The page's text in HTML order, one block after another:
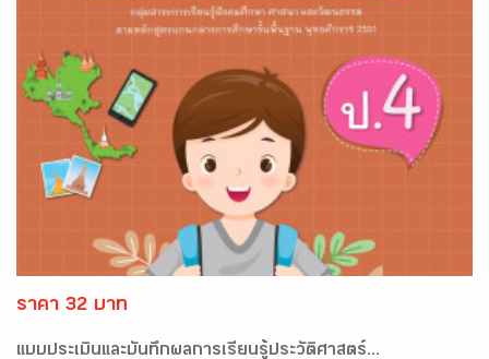
ราคา 32 บาท
แบบประเมินและบันทึกผลการเรียนรู้ประวัติศาสตร์...